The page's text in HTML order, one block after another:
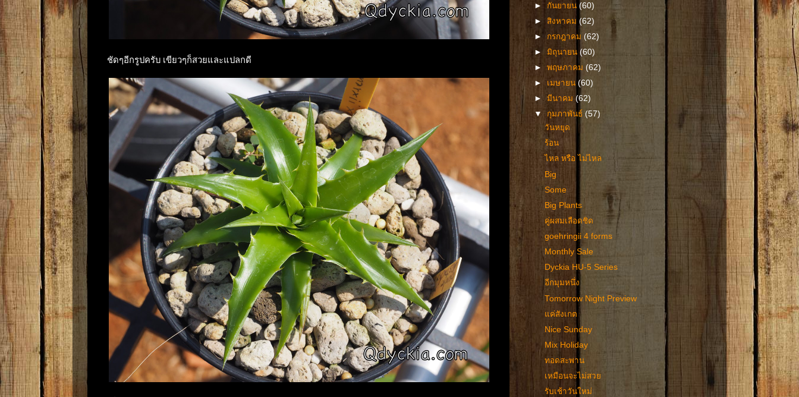
ชัดๆอีกรูปครับ เขียวๆก็สวยและแปลกดี
► กันยายน(60)
►สิงหาคม(62)
► กรกฎาคม (62)
►มิถุนายน(60)
►พฤษภาคม(62)
► เมษายน(60)
►มีนาคม(62)
▼ กุมภาพันธ์ (57)
วันหยุด
ร้อน
ไหล หรือ ไม่ไหล
Big
Some
Big Plants
คู่ผสมเลือดชิด
goehringii 4 forms
Monthly Sale
Dyckia HU-5 Series
อีกมุมหนึ่ง
Tomorrow Night Preview
แค่สังเกต
Nice Sunday
Mix Holiday
ทอดสะพาน
เหมือนจะไม่สวย
รับเช้าวันใหม่